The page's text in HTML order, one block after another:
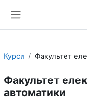
Курси Факультет
Факультет
автоматики